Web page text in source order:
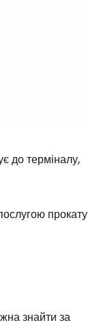
до терміналу,
прокату
знайти за